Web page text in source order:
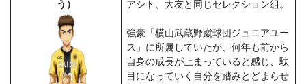
う）
アシト、大友と同じセレクション組。
強豪「横山武蔵野蹴球団ジュニアユー
ス」に所属していたが、何年も前から
自身の成長が止まっていると感じ、駄
目になっていく自分を踏みとどまらせ